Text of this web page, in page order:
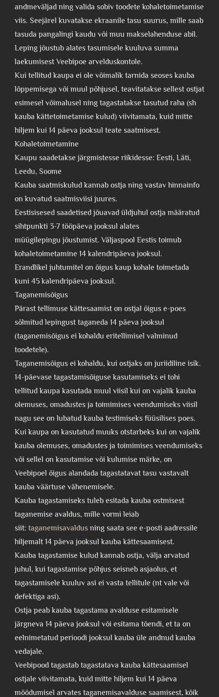
andmeväljad ning valida sobiv toodete kohaletoimetamise
viis. Seejärel kuvatakse ekraanile tasu suurus, mille saab
tasuda pangalingi kaudu või muu makselahenduse abil.
Leping jõustub alates tasumisele kuuluva summa
laekumisest Veebipoe arvelduskontole.
Kui tellitud kaupa ei ole võimalik tarnida seoses kauba
lõppemisega või muul põhjusel, teavitatakse sellest ostjat
esimesel võimalusel ning tagastatakse tasutud raha (sh
kauba kättetoimetamise kulud) viivitamata, kuid mitte
hiljem kui 14 päeva jooksul teate saatmisest.
Kohaletoimetamine
Kaupu saadetakse järgmistesse riikidesse: Eesti, Läti,
Leedu, Soome
Kauba saatmiskulud kannab ostja ning vastav hinnainfo
on kuvatud saatmisviisi juures.
Eestisisesed saadetised jõuavad üldjuhul ostja määratud
sihtpunkti 3-7 tööpäeva jooksul alates
müügilepingu jõustumist. Väljaspool Eestis toimub
kohaletoimetamine 14 kalendripäeva jooksul.
Erandlikel juhtumitel on õigus kaup kohale toimetada
kuni 45 kalendripäeva jooksul.
Taganemisõigus
Pärast tellimuse kättesaamist on ostjal õigus e-poes
sõlmitud lepingust taganeda 14 päeva jooksul
(taganemisõigus ei kohaldu eritellimisel valminud
toodetele).
Taganemisõigus ei kohaldu, kui ostjaks on juriidiline isik.
14-päevase tagastamisõiguse kasutamiseks ei tohi
tellitud kaupa kasutada muul viisil kui on vajalik kauba
olemuses, omadustes ja toimimises veendumiseks viisil
nagu see on lubatud kauba testimiseks füüsilises poes.
Kui kaupa on kasutatud muuks otstarbeks kui on vajalik
kauba olemuses, omadustes ja toimimises veendumiseks
või sellel on kasutamise või kulumise märke, on
Veebipoel õigus alandada tagastatavat tasu vastavalt
kauba väärtuse vähenemisele.
Kauba tagastamiseks tuleb esitada kauba ostmisest
taganemise avaldus, mille vormi leiab
siit: taganemisavaldus ning saata see e-posti aadressile
hiljemalt 14 päeva jooksul kauba kättesaamisest.
Kauba tagastamise kulud kannab ostja, välja arvatud
juhul, kui tagastamise põhjus seisneb asjaolus, et
tagastamisele kuuluv asi ei vasta tellitule (nt vale või
defektiga asi).
Ostja peab kauba tagastama avalduse esitamisele
järgneva 14 päeva jooksul või esitama tõendi, et ta on
eelnimetatud perioodi jooksul kauba üle andnud kauba
vedajale.
Veebipood tagastab tagastatava kauba kättesaamisel
ostjale viivitamata, kuid mitte hiljem kui 14 päeva
möödumisel arvates taganemisavalduse saamisest, kõik